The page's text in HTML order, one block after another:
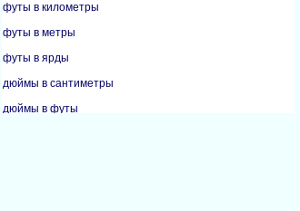
футы в километры
футы в метры
футы в ярды
дюймы в сантиметры
дюймы в футы